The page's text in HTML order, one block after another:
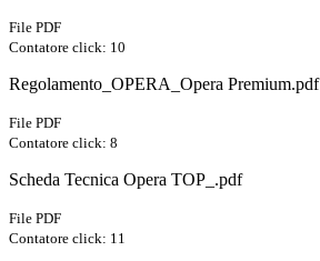
File PDF
Contatore click: 10
Regolamento_OPERA_Opera Premium.pdf
File PDF
Contatore click: 8
Scheda Tecnica Opera TOP_.pdf
File PDF
Contatore click: 11